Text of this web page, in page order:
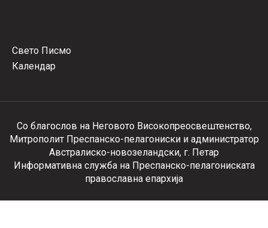
Свето Писмо
Календар
Со благослов на Неговото Високопреосвештенство,
Митрополит Преспанско-пелагониски и администратор
Австралиско-новозеландски, г. Петар
Информативна служба на Преспанско-пелагониската
православна епархија